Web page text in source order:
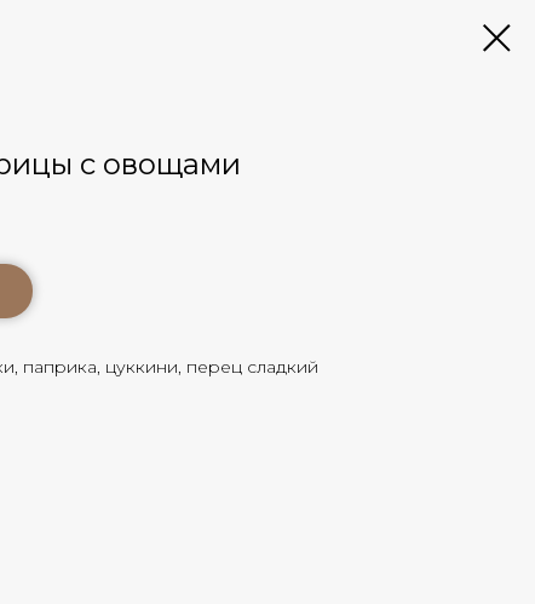
с овощами
паприка, цуккини, перец сладкий